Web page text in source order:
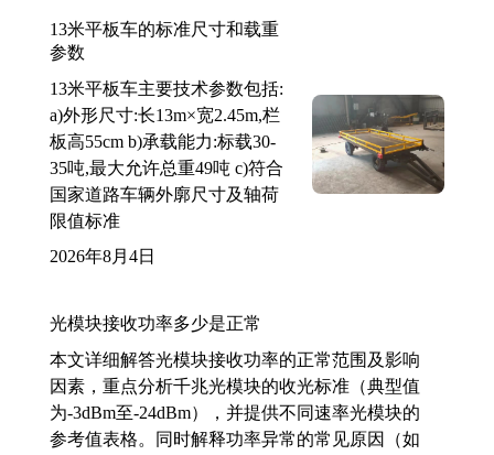
13米平板车的标准尺寸和载重
参数
13米平板车主要技术参数包括:
a)外形尺寸:长13m×宽2.45m,栏
板高55cm b)承载能力:标载30-
35吨,最大允许总重49吨 c)符合
国家道路车辆外廓尺寸及轴荷
限值标准
2026年8月4日
光模块接收功率多少是正常
本文详细解答光模块接收功率的正常范围及影响
因素，重点分析千兆光模块的收光标准（典型值
为-3dBm至-24dBm），并提供不同速率光模块的
参考值表格。同时解释功率异常的常见原因（如